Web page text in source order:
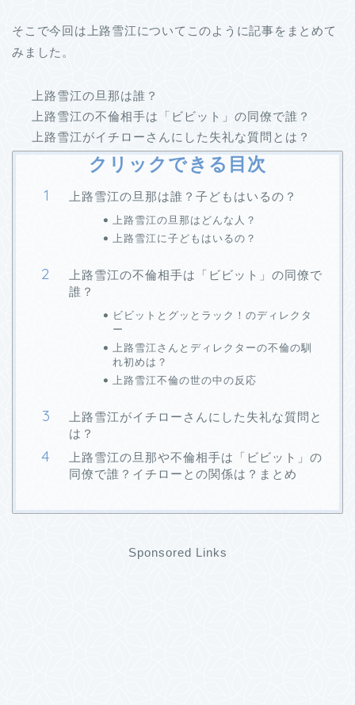
そこで今回は上路雪江についてこのように記事をまとめて
みました。
上路雪江の旦那は誰？
上路雪江の不倫相手は「ビビット」の同僚で誰？
上路雪江がイチローさんにした失礼な質問とは？
クリックできる目次
上路雪江の旦那は誰？子どもはいるの？
上路雪江の旦那はどんな人？
上路雪江に子どもはいるの？
上路雪江の不倫相手は「ビビット」の同僚で
誰？
ビビットとグッとラック！のディレクタ
ー
上路雪江さんとディレクターの不倫の馴
れ初めは？
上路雪江不倫の世の中の反応
上路雪江がイチローさんにした失礼な質問と
は？
上路雪江の旦那や不倫相手は「ビビット」の
同僚で誰？イチローとの関係は？まとめ
Sponsored Links